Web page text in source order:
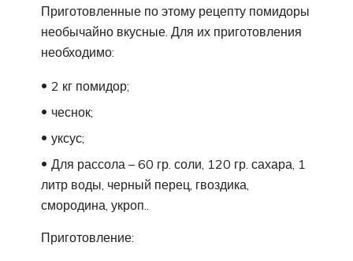
Приготовленные по этому рецепту помидоры
необычайно вкусные. Для их приготовления
необходимо:
2 кг помидор;
чеснок;
уксус;
Для рассола – 60 гр. соли, 120 гр. сахара, 1
литр воды, черный перец, гвоздика,
смородина, укроп..
Приготовление: